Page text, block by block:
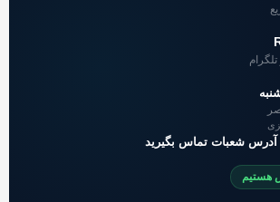
آدرس شعبات تماس بگیرید
هستیم